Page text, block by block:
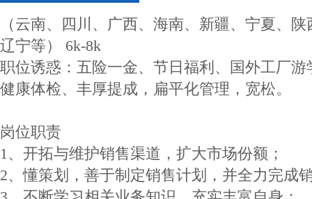
（云南、四川、广西、海南、新疆、宁夏、
辽宁等） 6k-8k
职位诱惑：五险一金、节日福利、国外工厂
健康体检、丰厚提成，扁平化管理，宽松。
岗位职责
1、开拓与维护销售渠道，扩大市场份额；
2、懂策划，善于制定销售计划，并全力完成